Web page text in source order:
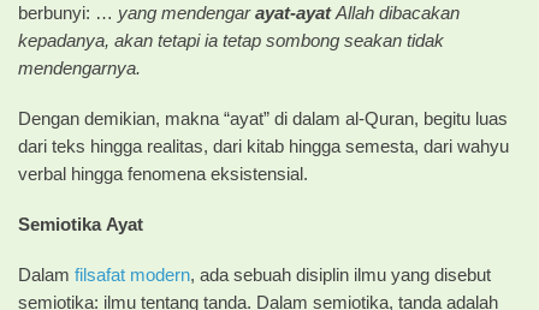
berbunyi: … yang mendengarayat-ayatAllah dibacakan
kepadanya, akan tetapi ia tetap sombong seakan tidak
mendengarnya.
Dengan demikian, makna “ayat” di dalam al-Quran, begitu luas
dari teks hingga realitas, dari kitab hingga semesta, dari wahyu
verbal hingga fenomena eksistensial.
SemiotikaAyat
Dalam filsafat modern, ada sebuah disiplin ilmu yang disebut
semiotika: ilmu tentang tanda. Dalam semiotika, tanda adalah